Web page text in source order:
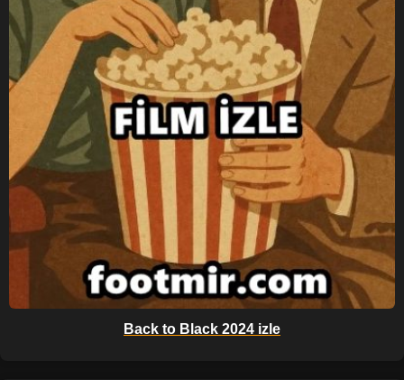
Back to Black 2024 izle